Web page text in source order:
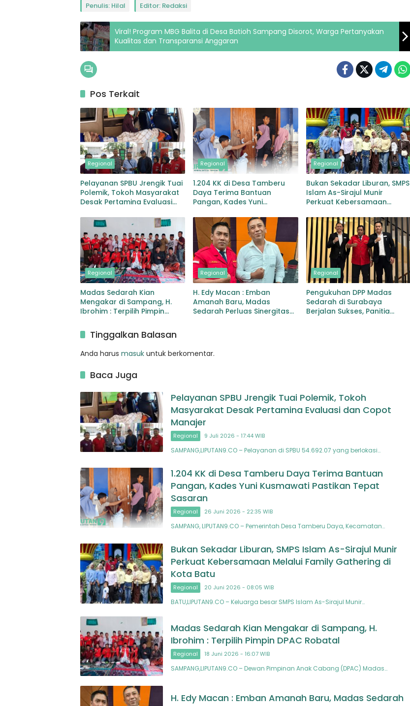
Penulis: Hilal Editor: Redaksi
Viral! Program MBG Balita di Desa Batioh Sampang Disorot, Warga Pertanyakan
Kualitas dan Transparansi Anggaran
Pos Terkait
Regional
Pelayanan SPBU Jrengik Tuai
Polemik, Tokoh Masyarakat
Desak Pertamina Evaluasi
Regional
1.204 KK di Desa Tamberu
Daya Terima Bantuan
Pangan, Kades Yuni
Sasaran
Regional
Bukan Sekadar Liburan, SMPS
Islam As-Sirajul Munir
Perkuat Kebersamaan
Kota Batu
Regional
Madas Sedarah Kian
Mengakar di Sampang, H.
Ibrohim : Terpilih Pimpin
Regional
H. Edy Macan : Emban
Amanah Baru, Madas
Sedarah Perluas Sinergitas
Regional
Pengukuhan DPP Madas
Sedarah di Surabaya
Berjalan Sukses, Panitia
Tinggalkan Balasan
Anda harus masuk untuk berkomentar.
Baca Juga
Pelayanan SPBU Jrengik Tuai Polemik, Tokoh
Masyarakat Desak Pertamina Evaluasi dan Copot
Manajer
Regional 9 Juli 2026 - 17:44 WIB
SAMPANG,LIPUTAN9.CO – Pelayanan di SPBU 54.692.07 yang berlokasi…
1.204 KK di Desa Tamberu Daya Terima Bantuan
Pangan, Kades Yuni Kusmawati Pastikan Tepat
Sasaran
Regional 26 Juni 2026 - 22:35 WIB
SAMPANG, LIPUTAN9.CO – Pemerintah Desa Tamberu Daya, Kecamatan…
Bukan Sekadar Liburan, SMPS Islam As-Sirajul Munir
Perkuat Kebersamaan Melalui Family Gathering di
Kota Batu
Regional 20 Juni 2026 - 08:05 WIB
BATU,LIPUTAN9.CO – Keluarga besar SMPS Islam As-Sirajul Munir…
Madas Sedarah Kian Mengakar di Sampang, H.
Ibrohim : Terpilih Pimpin DPAC Robatal
Regional 18 Juni 2026 - 16:07 WIB
SAMPANG,LIPUTAN9.CO – Dewan Pimpinan Anak Cabang (DPAC) Madas…
H. Edy Macan : Emban Amanah Baru, Madas Sedarah